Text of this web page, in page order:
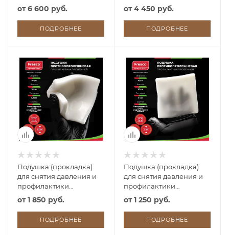
пролежней из геля
Fresco 20x20x1,2 см
от6 600 руб.
ПОДРОБНЕЕ
пролежней из геля
Fresco 20x20x0,3 см
от4 450 руб.
ПОДРОБНЕЕ
Подушка (прокладка)
для снятия давления и
профилактики
пролежней из геля
Fresco 10x10x1,2 см
от1 850 руб.
ПОДРОБНЕЕ
Подушка (прокладка)
для снятия давления и
профилактики
пролежней из геля
Fresco 10x10x0,3 см
от1 250 руб.
ПОДРОБНЕЕ